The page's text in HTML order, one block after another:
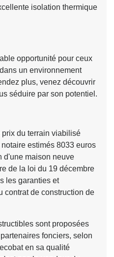
isolation thermique
opportunité pour ceux
un environnement
plus, venez découvrir
séduire par son potentiel.
prix du terrain viabilisé
estimés 8033 euros
d'une maison neuve
de la loi du 19 décembre
les garanties et
contrat de construction de
sont proposées
fonciers, selon
en sa qualité